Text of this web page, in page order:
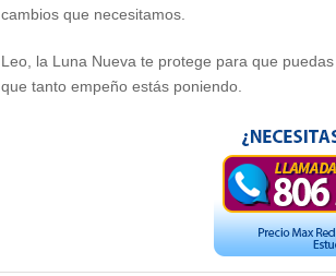
cambios que necesitamos.
Leo, la Luna Nueva te protege para que
que tanto empeño estás poniendo.